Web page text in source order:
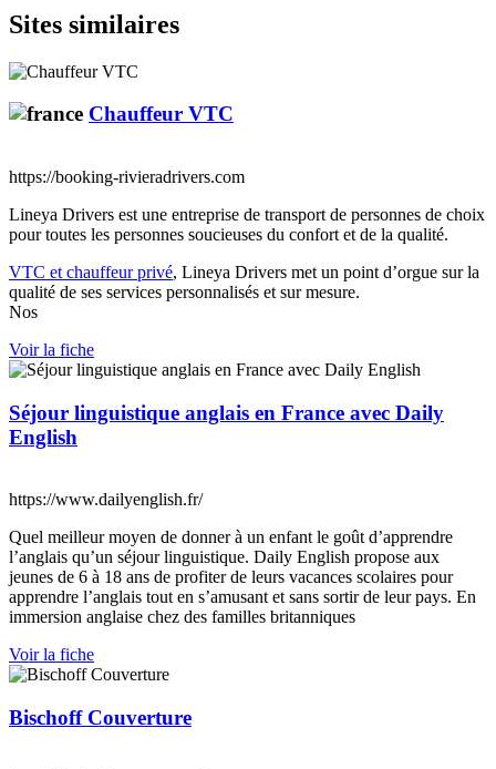
Sites similaires
Chauffeur VTC
https://booking-rivieradrivers.com
Lineya Drivers est une entreprise de transport de personnes de choix
pour toutes les personnes soucieuses du confort et de la qualité.
VTC et chauffeur privé, Lineya Drivers met un point d’orgue sur la
qualité de ses services personnalisés et sur mesure.
Nos
Voir la fiche
Séjour linguistique anglais en France avec Daily
English
https://www.dailyenglish.fr/
Quel meilleur moyen de donner à un enfant le goût d’apprendre
l’anglais qu’un séjour linguistique. Daily English propose aux
jeunes de 6 à 18 ans de profiter de leurs vacances scolaires pour
apprendre l’anglais tout en s’amusant et sans sortir de leur pays. En
immersion anglaise chez des familles britanniques
Voir la fiche
Bischoff Couverture